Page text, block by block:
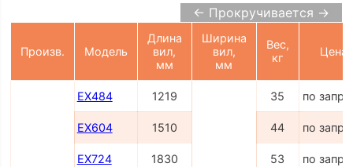
← Прокручивается →
Произв. Модель
Длина
вил,
мм
Ширина
вил,
мм
Вес,
кг
Цена
EX484 1219 35 по
EX604 1510 44 по
EX724 1830 53 по